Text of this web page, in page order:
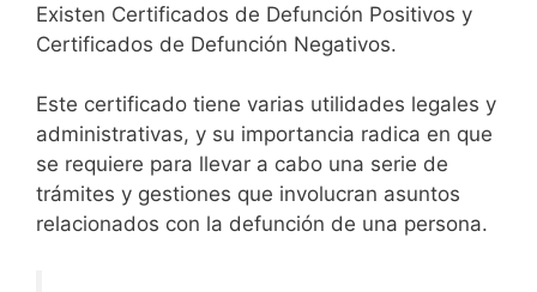
Existen Certificados de Defunción Positivos y
Certificados de Defunción Negativos.
Este certificado tiene varias utilidades legales y
administrativas, y su importancia radica en que
se requiere para llevar a cabo una serie de
trámites y gestiones que involucran asuntos
relacionados con la defunción de una persona.